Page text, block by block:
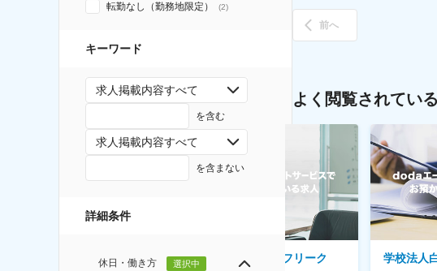
転勤なし（勤務地限定） (2)
キーワード
求人掲載内容すべて
を含む
求人掲載内容すべて
を含まない
詳細条件
休日・働き方 選択中
前へ
よく閲覧されてい
株式会社ゲームフリーク 学校法人